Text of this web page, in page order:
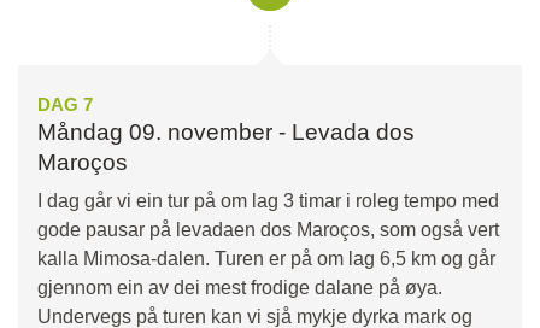
DAG 7
Måndag 09. november - Levada dos
Maroços
I dag går vi ein tur på om lag 3 timar i roleg tempo med
gode pausar på levadaen dos Maroços, som også vert
kalla Mimosa-dalen. Turen er på om lag 6,5 km og går
gjennom ein av dei mest frodige dalane på øya.
Undervegs på turen kan vi sjå mykje dyrka mark og